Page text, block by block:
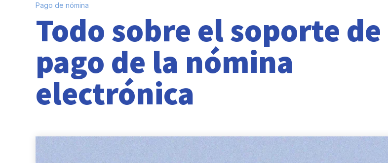
Pago de nómina
Todo sobre el soporte de
pago de la nómina
electrónica